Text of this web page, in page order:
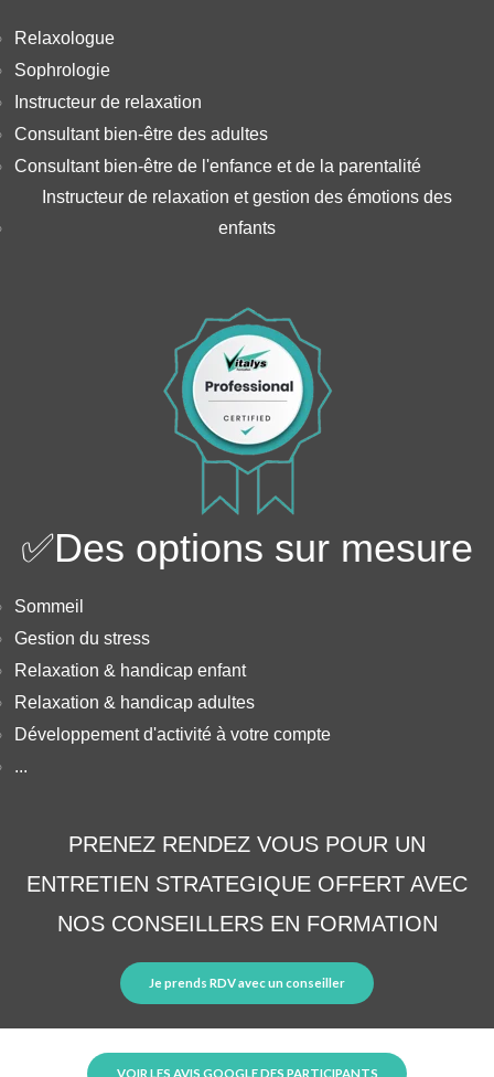
Relaxologue
Sophrologie
Instructeur de relaxation
Consultant bien-être des adultes
Consultant bien-être de l'enfance et de la parentalité
Instructeur de relaxation et gestion des émotions des
enfants
✅Des options sur mesure
Sommeil
Gestion du stress
Relaxation & handicap enfant
Relaxation & handicap adultes
Développement d'activité à votre compte
...
PRENEZ RENDEZ VOUS POUR UN
ENTRETIEN STRATEGIQUE OFFERT AVEC
NOS CONSEILLERS EN FORMATION
Je prends RDV avec un conseiller
VOIR LES AVIS GOOGLE DES PARTICIPANTS